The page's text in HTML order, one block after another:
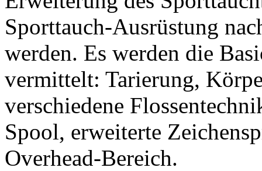
Sporttauch-Ausrüstung
werden. Es werden die
vermittelt: Tarierung,
verschiedene
Spool, erweiterte
Overhead-Bereich.